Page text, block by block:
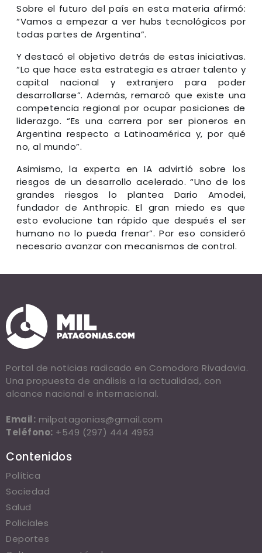
Sobre el futuro del país en esta materia afirmó:
“Vamos a empezar a ver hubs tecnológicos por
todas partes de Argentina”.
Y destacó el objetivo detrás de estas iniciativas.
“Lo que hace esta estrategia es atraer talento y
capital nacional y extranjero para poder
desarrollarse”. Además, remarcó que existe una
competencia regional por ocupar posiciones de
liderazgo. “Es una carrera por ser pioneros en
Argentina respecto a Latinoamérica y, por qué
no, al mundo”.
Asimismo, la experta en IA advirtió sobre los
riesgos de un desarrollo acelerado. “Uno de los
grandes riesgos lo plantea Dario Amodei,
fundador de Anthropic. El gran miedo es que
esto evolucione tan rápido que después el ser
humano no lo pueda frenar”. Por eso consideró
necesario avanzar con mecanismos de control.
Portal de noticias radicado en Comodoro Rivadavia.
Una propuesta de análisis a la actualidad, con
alcance nacional e internacional.
Email: milpatagonias@gmail.com
Teléfono: +549 (297) 444 4953
Contenidos
Política
Sociedad
Salud
Policiales
Deportes